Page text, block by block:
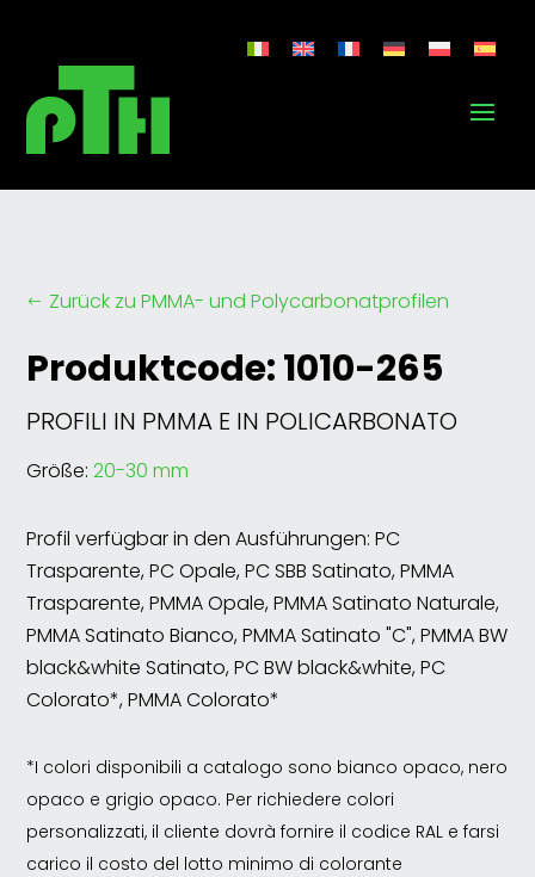
# Zurück zu PMMA- und Polycarbonatprofilen
Produktcode: 1010-265
PROFILI IN PMMA E IN POLICARBONATO
Größe:20-30 mm
Profil verfügbar in den Ausführungen: PC
Trasparente, PC Opale, PC SBB Satinato, PMMA
Trasparente, PMMA Opale, PMMA Satinato Naturale,
PMMA Satinato Bianco, PMMA Satinato "C", PMMA BW
black&white Satinato, PC BW black&white, PC
Colorato*, PMMA Colorato*
*I colori disponibili a catalogo sono bianco opaco, nero
opaco e grigio opaco. Per richiedere colori
personalizzati, il cliente dovrà fornire il codice RAL e farsi
carico il costo del lotto minimo di colorante